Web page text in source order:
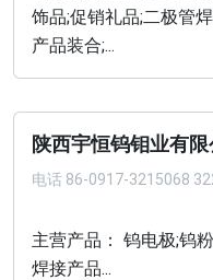
饰品;促销礼品;二极管
产品装合;...
陕西宇恒钨钼业有限
电话 86-0917-3215068
主营产品： 钨电极;钨
焊接产品...